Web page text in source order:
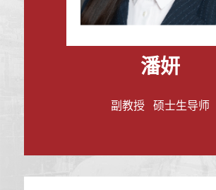
潘妍
副教授 硕士生导师